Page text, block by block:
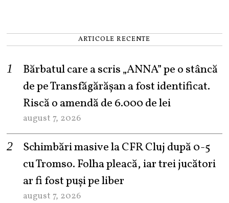
ARTICOLE RECENTE
Bărbatul care a scris „ANNA” pe o stâncă
de pe Transfăgărășan a fost identificat.
Riscă o amendă de 6.000 de lei
august 7, 2026
Schimbări masive la CFR Cluj după 0-5
cu Tromso. Folha pleacă, iar trei jucători
ar fi fost puși pe liber
august 7, 2026